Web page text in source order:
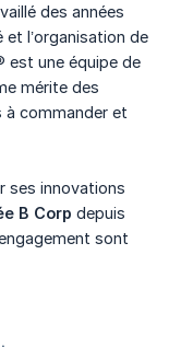
des années
et l’organisation de
est une équipe de
mérite des
commander et
ses innovations
B Corp depuis
sont